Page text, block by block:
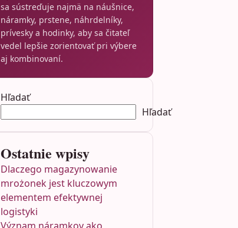
sa sústreďuje najmä na náušnice,
náramky, prstene, náhrdelníky,
prívesky a hodinky, aby sa čitateľ
vedel lepšie zorientovať pri výbere
aj kombinovaní.
Hľadať
Hľadať
Ostatnie wpisy
Dlaczego magazynowanie
mrożonek jest kluczowym
elementem efektywnej
logistyki